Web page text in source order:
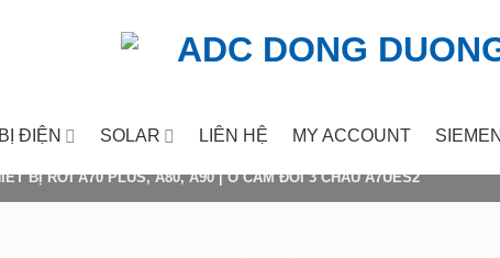
ĐIỆN SOLAR LIÊN HỆ MY ACCOUNT
BỊ RỜI A70 PLUS, A80, A90|Ổ CẮM ĐÔI 3 CHẤU A7UES2